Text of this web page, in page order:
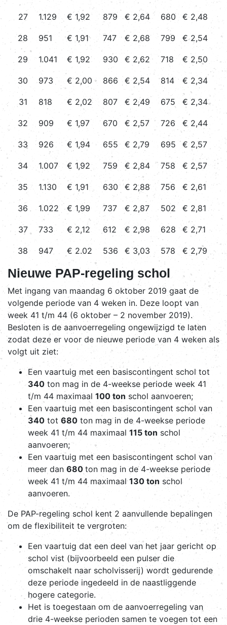
27 1.129 € 1,92 879 € 2,64 680 € 2,48
28 951 € 1,91 747 € 2,68 799 € 2,54
29 1.041 € 1,92 930 € 2,62 718 € 2,50
30 973 € 2,00 866 € 2,54 814 € 2,34
31 818 € 2,02 807 € 2,49 675 € 2,34
32 909 € 1,97 670 € 2,57 726 € 2,44
33 926 € 1,94 655 € 2,79 695 € 2,57
34 1.007 € 1,92 759 € 2,84 758 € 2,57
35 1.130 € 1,91 630 € 2,88 756 € 2,61
36 1.022 € 1,99 737 € 2,87 502 € 2,81
37 733 € 2,12 612 € 2,98 628 € 2,71
38 947 € 2.02 536 € 3,03 578 € 2,79
Nieuwe PAP-regeling schol
Met ingang van maandag 6 oktober 2019 gaat de
volgende periode van 4 weken in. Deze loopt van
week 41 t/m 44 (6 oktober – 2 november 2019).
Besloten is de aanvoerregeling ongewijzigd te laten
zodat deze er voor de nieuwe periode van 4 weken als
volgt uit ziet:
Een vaartuig met een basiscontingent schol tot
340 ton mag in de 4-weekse periode week 41
t/m 44 maximaal 100 ton schol aanvoeren;
Een vaartuig met een basiscontingent schol van
340 tot 680 ton mag in de 4-weekse periode
week 41 t/m 44 maximaal 115 ton schol
aanvoeren;
Een vaartuig met een basiscontingent schol van
meer dan 680 ton mag in de 4-weekse periode
week 41 t/m 44 maximaal130 ton schol
aanvoeren.
De PAP-regeling schol kent 2 aanvullende bepalingen
om de flexibiliteit te vergroten:
Een vaartuig dat een deel van het jaar gericht op
schol vist (bijvoorbeeld een pulser die
omschakelt naar scholvisserij) wordt gedurende
deze periode ingedeeld in de naastliggende
hogere categorie.
Het is toegestaan om de aanvoerregeling van
drie 4-weekse perioden samen te voegen tot een